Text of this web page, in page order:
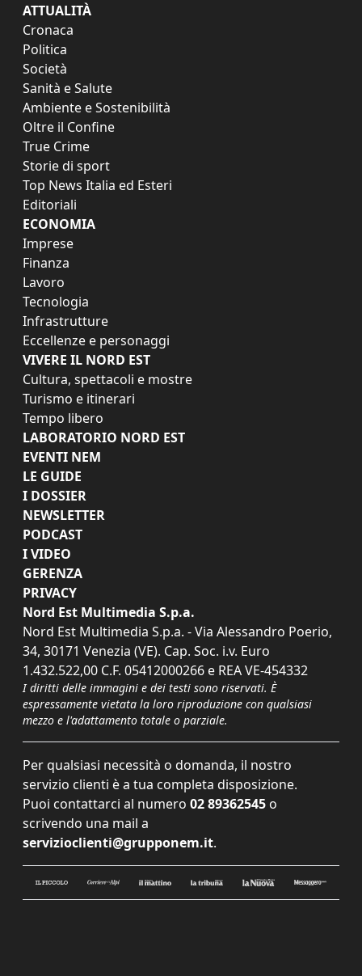
ATTUALITÀ
Cronaca
Politica
Società
Sanità e Salute
Ambiente e Sostenibilità
Oltre il Confine
True Crime
Storie di sport
Top News Italia ed Esteri
Editoriali
ECONOMIA
Imprese
Finanza
Lavoro
Tecnologia
Infrastrutture
Eccellenze e personaggi
VIVERE IL NORD EST
Cultura, spettacoli e mostre
Turismo e itinerari
Tempo libero
LABORATORIO NORD EST
EVENTI NEM
LE GUIDE
I DOSSIER
NEWSLETTER
PODCAST
I VIDEO
GERENZA
PRIVACY
Nord Est Multimedia S.p.a.
Nord Est Multimedia S.p.a. - Via Alessandro Poerio,
34, 30171 Venezia (VE). Cap. Soc. i.v. Euro
1.432.522,00 C.F. 05412000266 e REA VE-454332
I diritti delle immagini e dei testi sono riservati. È
espressamente vietata la loro riproduzione con qualsiasi
mezzo e l'adattamento totale o parziale.
Per qualsiasi necessità o domanda, il nostro
servizio clienti è a tua completa disposizione.
Puoi contattarci al numero 02 89362545 o
scrivendo una mail a
servizioclienti@grupponem.it.